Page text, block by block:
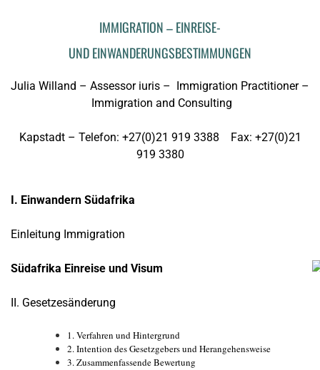
IMMIGRATION – EINREISE-
UND EINWANDERUNGSBESTIMMUNGEN
Julia Willand – Assessor iuris – Immigration Practitioner –
Immigration and Consulting
Kapstadt – Telefon: +27(0)21 919 3388 Fax: +27(0)21
919 3380
I. Einwandern Südafrika
Einleitung Immigration
Südafrika Einreise und Visum
II. Gesetzesänderung
1. Verfahren und Hintergrund
2. Intention des Gesetzgebers und Herangehensweise
3. Zusammenfassende Bewertung